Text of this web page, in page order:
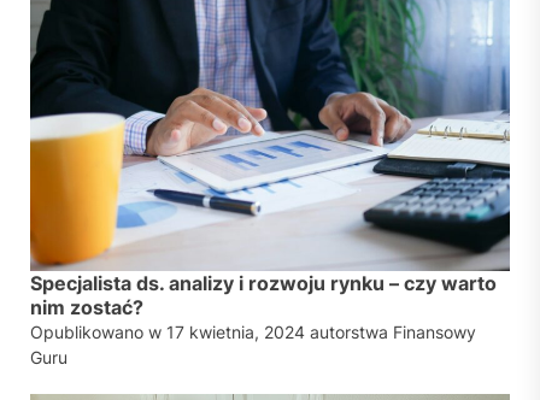
Specjalista ds. analizy i rozwoju rynku – czy warto
nim zostać?
Opublikowano w 17 kwietnia, 2024 autorstwa Finansowy
Guru